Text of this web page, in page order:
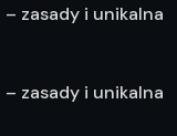
zasady i unikalna
zasady i unikalna